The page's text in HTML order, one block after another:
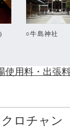
○牛島神社
使用料・出張
クロチャ